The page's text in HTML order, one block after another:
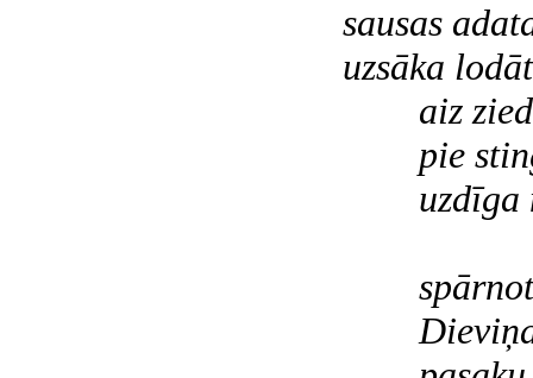
sausas
uzsāka
aiz
pie
uzdīga
spārnots
Dieviņa